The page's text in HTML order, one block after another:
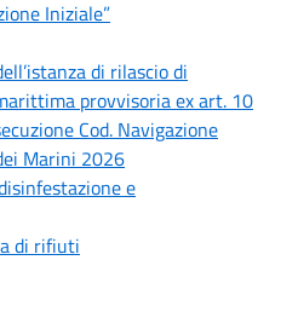
Iniziale”
di rilascio di
provvisoria ex art. 10
Cod. Navigazione
Marini 2026
e
di rifiuti